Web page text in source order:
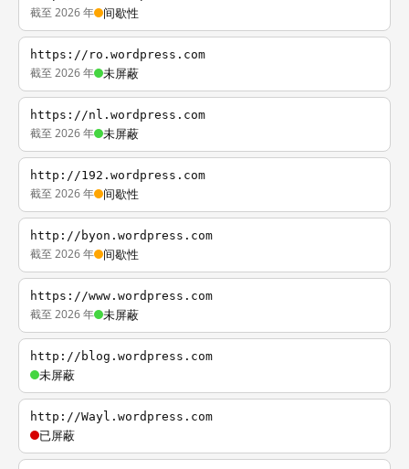
截至 2026 年 间歇性
https://ro.wordpress.com
截至 2026 年 未屏蔽
https://nl.wordpress.com
截至 2026 年 未屏蔽
http://192.wordpress.com
截至 2026 年 间歇性
http://byon.wordpress.com
截至 2026 年 间歇性
https://www.wordpress.com
截至 2026 年 未屏蔽
http://blog.wordpress.com
未屏蔽
http://Wayl.wordpress.com
已屏蔽